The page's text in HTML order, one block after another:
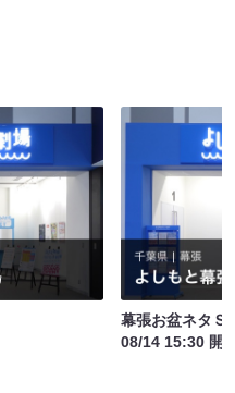
幕張お盆ネタＳ
08/14 15:30 開